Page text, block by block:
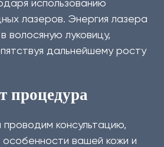
использованию
лазеров. Энергия лазера
волосяную луковицу,
дальнейшему росту
процедура
консультацию,
вашей кожи и